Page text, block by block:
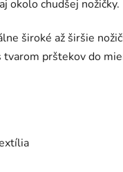
okolo chudšej nožičky.
široké až širšie
prštekov do